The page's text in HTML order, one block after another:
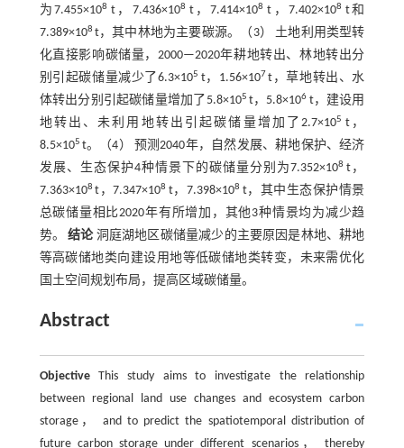
为7.455×108t，7.436×108 t，7.414×108t，7.402×108t和
7.389×108 t，其中林地为主要碳源。（3） 土地利用类型转
化直接影响碳储量，2000—2020年耕地转出、林地转出分
别引起碳储量减少了6.3×105 t，1.56×107t，草地转出、水
体转出分别引起碳储量增加了5.8×105 t，5.8×106 t，建设用
地转出、未利用地转出引起碳储量增加了2.7×105t，
8.5×105 t。（4） 预测2040年，自然发展、耕地保护、经济
发展、生态保护4种情景下的碳储量分别为7.352×108t，
7.363×108t，7.347×108 t，7.398×108 t，其中生态保护情景
总碳储量相比2020年有所增加，其他3种情景均为减少趋
势。结论洞庭湖地区碳储量减少的主要原因是林地、耕地
等高碳储地类向建设用地等低碳储地类转变，未来需优化
国土空间规划布局，提高区域碳储量。
Abstract
ObjectiveThis study aims to investigate the relationship
between regional land use changes and ecosystem carbon
storage， and to predict the spatiotemporal distribution of
future carbon storage under different scenarios， thereby